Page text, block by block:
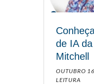
de IA
Mitchell
OUTUBRO
LEITURA